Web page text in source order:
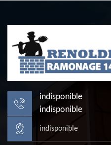
indisponible
indisponible
indisponible